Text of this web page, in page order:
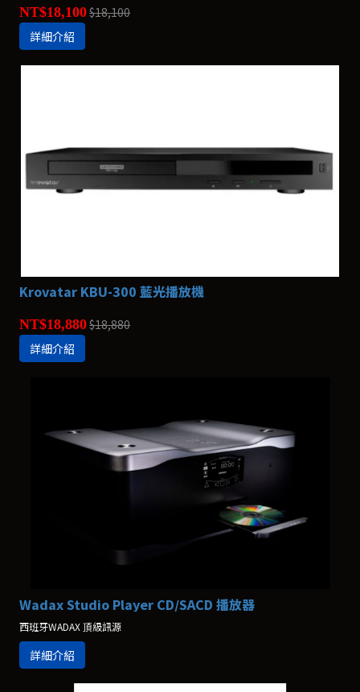
NT$18,100$18,100
詳細介紹
Krovatar KBU-300 藍光播放機
NT$18,880$18,880
詳細介紹
Wadax Studio Player CD/SACD 播放器
西班牙WADAX 頂級訊源
詳細介紹